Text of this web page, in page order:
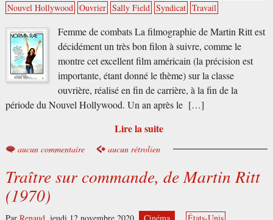
Nouvel Hollywood Ouvrier Sally Field Syndicat Travail
Femme de combats La filmographie de Martin Ritt est
décidément un très bon filon à suivre, comme le
montre cet excellent film américain (la précision est
importante, étant donné le thème) sur la classe
ouvrière, réalisé en fin de carrière, à la fin de la
période du Nouvel Hollywood. Un an après le […]
Lire la suite
aucun commentaire aucun rétrolien
Traître sur commande, de Martin Ritt
(1970)
Par Renaud, jeudi 12 novembre 2020. Cinéma
États-Unis